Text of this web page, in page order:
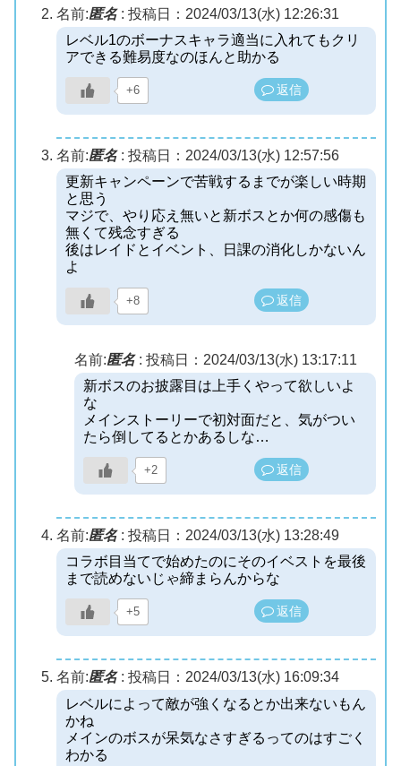
名前:匿名: 投稿日：2024/03/13(水) 12:26:31
レベル1のボーナスキャラ適当に入れてもクリ
アできる難易度なのほんと助かる
+6 返信
名前:匿名: 投稿日：2024/03/13(水) 12:57:56
更新キャンペーンで苦戦するまでが楽しい時期
と思う
マジで、やり応え無いと新ボスとか何の感傷も
無くて残念すぎる
後はレイドとイベント、日課の消化しかないん
よ
+8 返信
名前:匿名: 投稿日：2024/03/13(水) 13:17:11
新ボスのお披露目は上手くやって欲しいよ
な
メインストーリーで初対面だと、気がつい
たら倒してるとかあるしな…
+2 返信
名前:匿名: 投稿日：2024/03/13(水) 13:28:49
コラボ目当てで始めたのにそのイベストを最後
まで読めないじゃ締まらんからな
+5 返信
名前:匿名: 投稿日：2024/03/13(水) 16:09:34
レベルによって敵が強くなるとか出来ないもん
かね
メインのボスが呆気なさすぎるってのはすごく
わかる